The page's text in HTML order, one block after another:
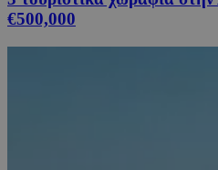
€500,000